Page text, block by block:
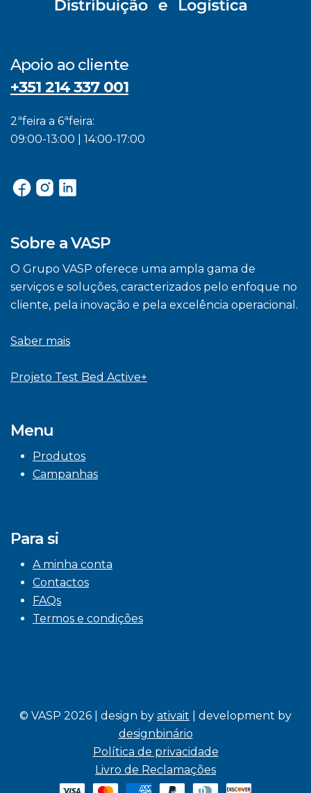
Apoio ao cliente
+351 214 337 001
2ªfeira a 6ªfeira:
09:00-13:00 | 14:00-17:00
Sobre a VASP
O Grupo VASP oferece uma ampla gama de
serviços e soluções, caracterizados pelo enfoque no
cliente, pela inovação e pela excelência operacional.
Saber mais
Projeto Test Bed Active+
Menu
Produtos
Campanhas
Para si
A minha conta
Contactos
FAQs
Termos e condições
© VASP 2026 | design by ativait | development by
designbinário
Política de privacidade
Livro de Reclamações